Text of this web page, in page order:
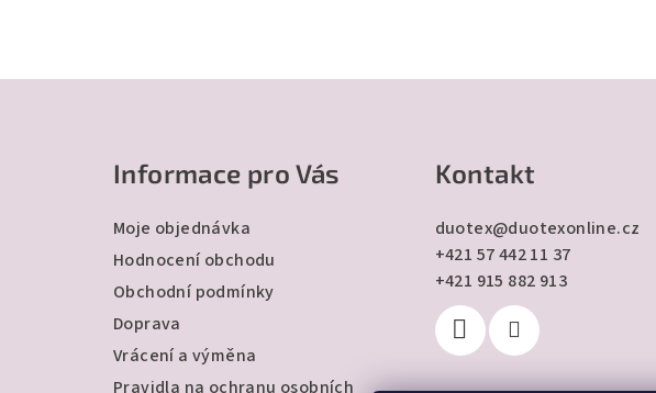
Informace pro Vás
Moje objednávka
Hodnocení obchodu
Obchodní podmínky
Doprava
Vrácení a výměna
Pravidla na ochranu osobních
Kontakt
duotex@duotexonline.cz
+421 57 442 11 37
+421 915 882 913